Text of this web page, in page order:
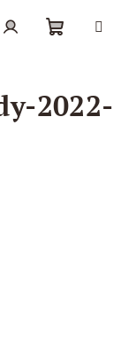
košík
2022-